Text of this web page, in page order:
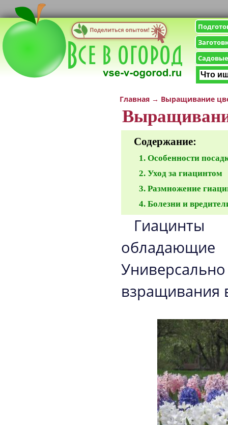
Главная → Выращивание
Содержание:
Особенности
Уход за гиацинтом
Размножение
Болезни и
Гиацинты
взращивания